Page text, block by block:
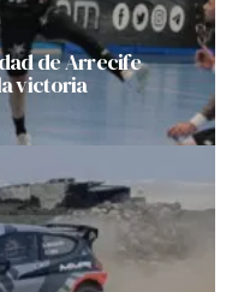
de Arrecife
victoria